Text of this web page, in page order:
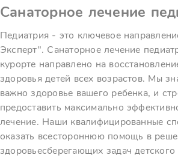
Санаторное лечение
Педиатрия - это ключевое
Эксперт". Санаторное лечение
курорте направлено на
здоровья детей всех возрастов. Мы
важно здоровье вашего ребенка, и
предоставить максимально
лечение. Наши квалифицированные
оказать всестороннюю помощь в
здоровьесберегающих задач детского